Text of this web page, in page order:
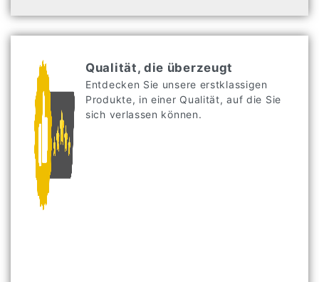
Qualität, die überzeugt
Entdecken Sie unsere erstklassigen
Produkte, in einer Qualität, auf die Sie
sich verlassen können.